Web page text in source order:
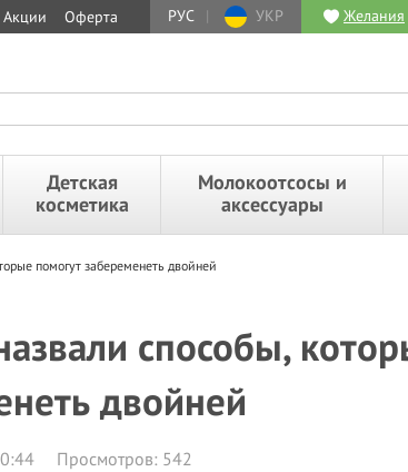
Акции Оферта РУС | УКР Желания
Детская
косметика
Молокоотсосы и
аксессуары
помогут забеременеть двойней
способы,
двойней
Просмотров: 542